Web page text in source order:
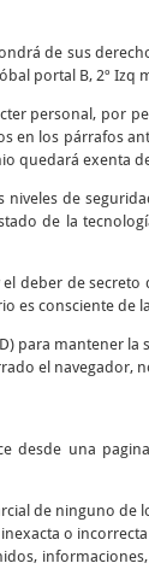
de sus
portal B, 2º
personal, por
en los párrafos
quedará
de
de la
deber de
es consciente de
para mantener
el navegador,
desde una
de ninguno de
o